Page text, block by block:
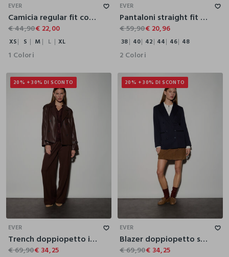
EVER
Camicia regular fit con scollo a V e rouches donna
€ 44,90€ 22,00
XS S M L XL
1 Colori
EVER
Pantaloni straight fit misto lana donna
€ 59,90€ 20,96
38 40 42 44 46 48
2 Colori
20% + 30% DI SCONTO
EVER
Trench doppiopetto in eco pelle donna
€ 69,90€ 34,25
20% + 30% DI SCONTO
EVER
Blazer doppiopetto stretch donna
€ 69,90€ 34,25